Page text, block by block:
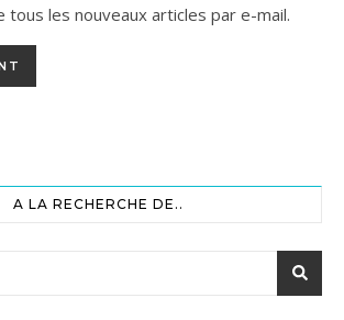
tous les nouveaux articles par e-mail.
A LA RECHERCHE DE..